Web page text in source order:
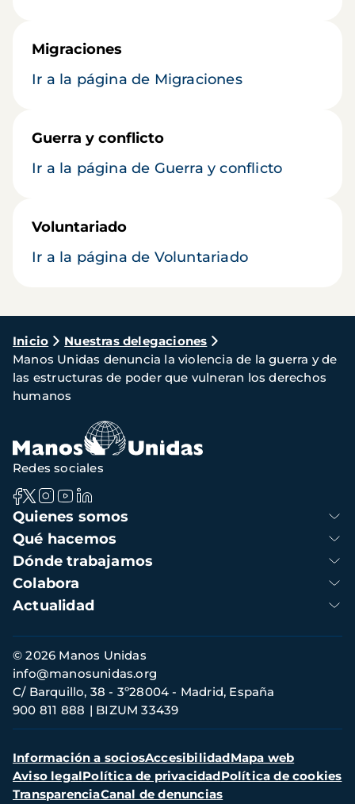
Migraciones
Ir a la página de Migraciones
Guerra y conflicto
Ir a la página de Guerra y conflicto
Voluntariado
Ir a la página de Voluntariado
Ruta
de
navegación
Inicio
Nuestras delegaciones
Manos Unidas denuncia la violencia de la guerra y de
las estructuras de poder que vulneran los derechos
humanos
Navegación
principal
Quienes somos
Qué hacemos
Dónde trabajamos
Colabora
Actualidad
Redes sociales
Información
de
contacto
© 2026 Manos Unidas
C/ Barquillo, 38 - 3º28004 - Madrid, España
900 811 888
BIZUM 33439
info@manosunidas.org
Menú
secundario
Información a sociosAccesibilidadMapa web
Aviso legalPolítica de privacidadPolítica de cookies
TransparenciaCanal de denuncias